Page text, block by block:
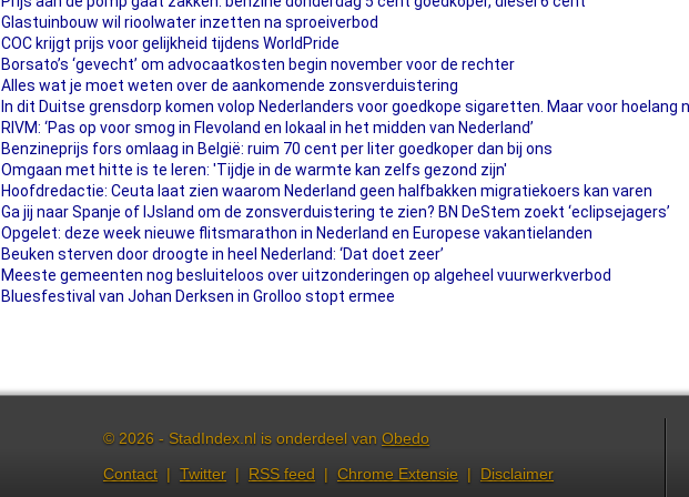
Glastuinbouw wil rioolwater inzetten na sproeiverbod
COC krijgt prijs voor gelijkheid tijdens WorldPride
Borsato’s ‘gevecht’ om advocaatkosten begin november voor de rechter
Alles wat je moet weten over de aankomende zonsverduistering
In dit Duitse grensdorp komen volop Nederlanders voor goedkope sigaretten. Maar voor hoelang
RIVM: ‘Pas op voor smog in Flevoland en lokaal in het midden van Nederland’
Benzineprijs fors omlaag in België: ruim 70 cent per liter goedkoper dan bij ons
Omgaan met hitte is te leren: 'Tijdje in de warmte kan zelfs gezond zijn'
Hoofdredactie: Ceuta laat zien waarom Nederland geen halfbakken migratiekoers kan varen
Ga jij naar Spanje of IJsland om de zonsverduistering te zien? BN DeStem zoekt ‘eclipsejagers’
Opgelet: deze week nieuwe flitsmarathon in Nederland en Europese vakantielanden
Beuken sterven door droogte in heel Nederland: ‘Dat doet zeer’
Meeste gemeenten nog besluiteloos over uitzonderingen op algeheel vuurwerkverbod
Bluesfestival van Johan Derksen in Grolloo stopt ermee
© 2026 - StadIndex.nl is onderdeel van Obedo
Contact | Twitter | RSS feed | Chrome Extensie | Disclaimer